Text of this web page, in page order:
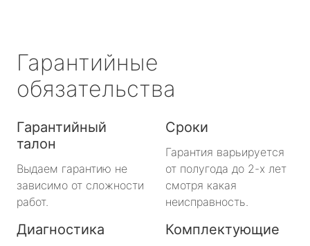
Гарантийные
обязательства
Гарантийный
талон
Выдаем гарантию не
зависимо от сложности
работ.
Сроки
Гарантия варьируется
от полугода до 2-х лет
смотря какая
неисправность.
Диагностика Комплектующие